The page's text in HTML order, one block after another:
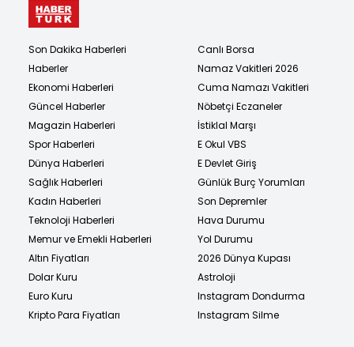
Son Dakika Haberleri
Haberler
Ekonomi Haberleri
Güncel Haberler
Magazin Haberleri
Spor Haberleri
Dünya Haberleri
Sağlık Haberleri
Kadın Haberleri
Teknoloji Haberleri
Memur ve Emekli Haberleri
Altın Fiyatları
Dolar Kuru
Euro Kuru
Kripto Para Fiyatları
Canlı Borsa
Namaz Vakitleri 2026
Cuma Namazı Vakitleri
Nöbetçi Eczaneler
İstiklal Marşı
E Okul VBS
E Devlet Giriş
Günlük Burç Yorumları
Son Depremler
Hava Durumu
Yol Durumu
2026 Dünya Kupası
Astroloji
Instagram Dondurma
Instagram Silme